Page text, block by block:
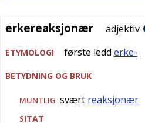
erkereaksjonær
erkereaksjonær adjektiv
ETYMOLOGI første ledd erke-
BETYDNING OG BRUK
MUNTLIG svært reaksjonær
SITAT